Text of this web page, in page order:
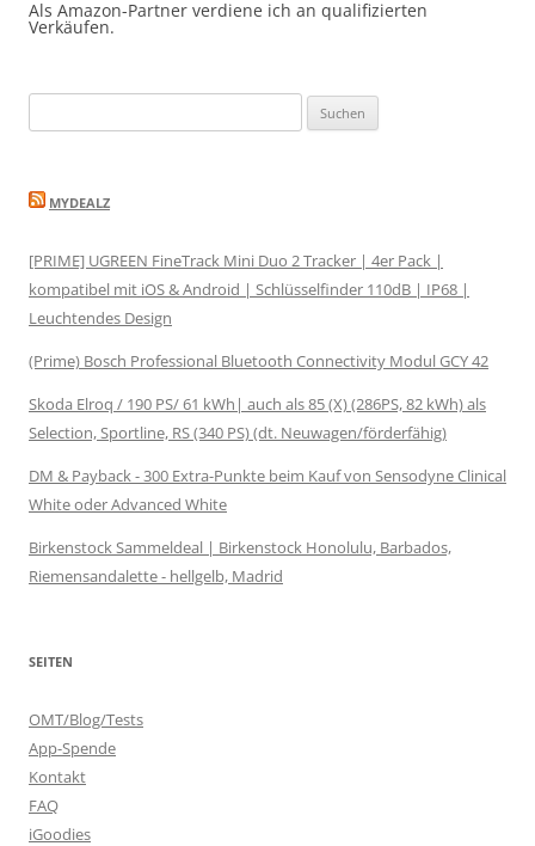
anzeigen
anzeigen
anzeigen
anzeigenanzeigen
Als Amazon-Partner verdiene ich an qualifizierten
Verkäufen.
nach:
MYDEALZ
[PRIME] UGREEN FineTrack Mini Duo 2 Tracker | 4er Pack |
kompatibel mit iOS & Android | Schlüsselfinder 110dB | IP68 |
Leuchtendes Design
(Prime) Bosch Professional Bluetooth Connectivity Modul GCY 42
Skoda Elroq / 190 PS/ 61 kWh| auch als 85 (X) (286PS, 82 kWh) als
Selection, Sportline, RS (340 PS) (dt. Neuwagen/förderfähig)
DM & Payback - 300 Extra-Punkte beim Kauf von Sensodyne Clinical
White oder Advanced White
Birkenstock Sammeldeal | Birkenstock Honolulu, Barbados,
Riemensandalette - hellgelb, Madrid
SEITEN
OMT/Blog/Tests
App-Spende
Kontakt
FAQ
iGoodies